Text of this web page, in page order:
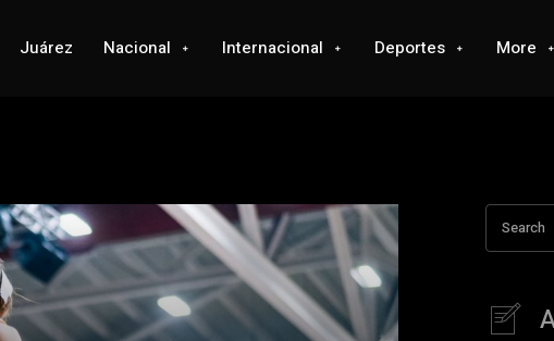
Juárez Nacional Internacional Deportes More
Search